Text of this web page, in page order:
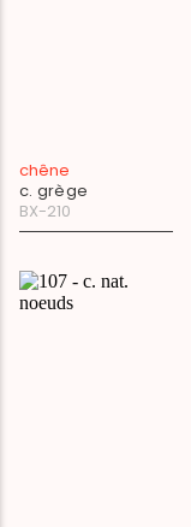
chêne
c. grège
BX-210